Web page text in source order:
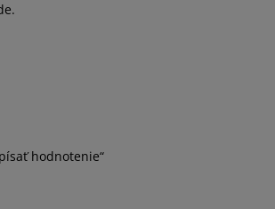
hodnotenie“